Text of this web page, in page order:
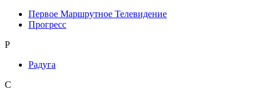
Первое Маршрутное Телевидение
Прогресс
Р
Радуга
С